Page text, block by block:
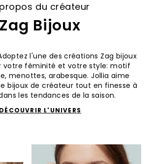
du créateur
Zag Bijoux
l'une des créations Zag bijoux
votre féminité et votre style: motif
menottes, arabesque. Jollia aime
bijoux de créateur tout en finesse à
les tendances de la saison.
DÉCOUVRIR L'UNIVERS